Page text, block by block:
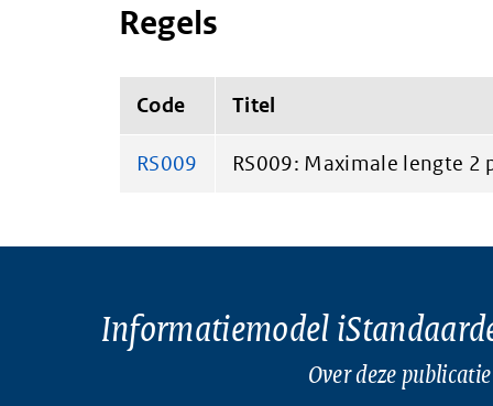
Regels
Code Titel
RS009 RS009: Maximale lengte 2
Informatiemodel
Over deze publicatie